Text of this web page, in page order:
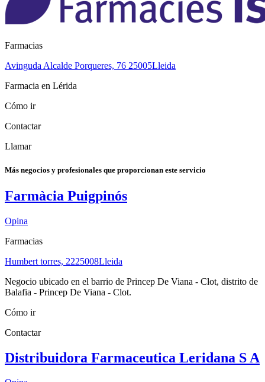
Farmacias
Avinguda Alcalde Porqueres, 76 25005Lleida
Farmacia en Lérida
Cómo ir
Contactar
Llamar
Más negocios y profesionales que proporcionan este servicio
Farmàcia Puigpinós
Opina
Farmacias
Humbert torres, 2225008Lleida
Negocio ubicado en el barrio de Princep De Viana - Clot, distrito de
Balafia - Princep De Viana - Clot.
Cómo ir
Contactar
Distribuidora Farmaceutica Leridana S A